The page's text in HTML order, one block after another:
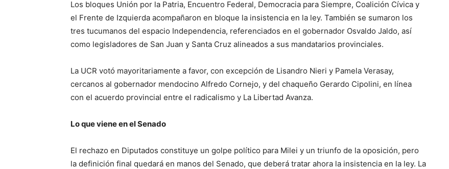
Los bloques Unión por la Patria, Encuentro Federal, Democracia para Siempre, Coalición Cívica y
el Frente de Izquierda acompañaron en bloque la insistencia en la ley. También se sumaron los
tres tucumanos del espacio Independencia, referenciados en el gobernador Osvaldo Jaldo, así
como legisladores de San Juan y Santa Cruz alineados a sus mandatarios provinciales.
La UCR votó mayoritariamente a favor, con excepción de Lisandro Nieri y Pamela Verasay,
cercanos al gobernador mendocino Alfredo Cornejo, y del chaqueño Gerardo Cipolini, en línea
con el acuerdo provincial entre el radicalismo y La Libertad Avanza.
Lo que viene en el Senado
El rechazo en Diputados constituye un golpe político para Milei y un triunfo de la oposición, pero
la definición final quedará en manos del Senado, que deberá tratar ahora la insistencia en la ley. La